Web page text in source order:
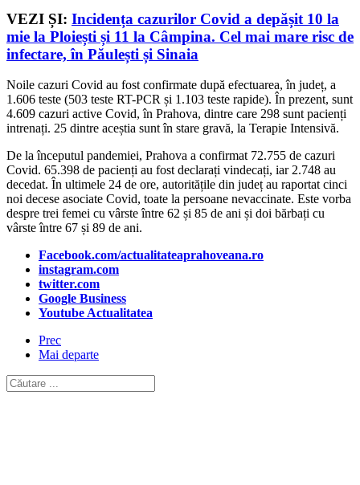
VEZI ȘI: Incidența cazurilor Covid a depășit 10 la
mie la Ploiești și 11 la Câmpina. Cel mai mare risc de
infectare, în Păulești și Sinaia
Noile cazuri Covid au fost confirmate după efectuarea, în județ, a
1.606 teste (503 teste RT-PCR și 1.103 teste rapide). În prezent, sunt
4.609 cazuri active Covid, în Prahova, dintre care 298 sunt pacienți
intrenați. 25 dintre aceștia sunt în stare gravă, la Terapie Intensivă.
De la începutul pandemiei, Prahova a confirmat 72.755 de cazuri
Covid. 65.398 de pacienți au fost declarați vindecați, iar 2.748 au
decedat. În ultimele 24 de ore, autoritățile din județ au raportat cinci
noi decese asociate Covid, toate la persoane nevaccinate. Este vorba
despre trei femei cu vârste între 62 și 85 de ani și doi bărbați cu
vârste între 67 și 89 de ani.
Facebook.com/actualitateaprahoveana.ro
instagram.com
twitter.com
Google Business
Youtube Actualitatea
Prec
Mai departe